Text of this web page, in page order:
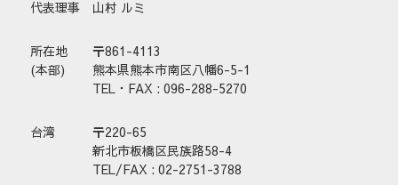
代表理事 山村 ルミ
所在地
(本部)
〒861-4113
熊本県熊本市南区八幡6-5-1
TEL・FAX : 096-288-5270
台湾
〒220-65
新北市板橋区民族路58-4
TEL/FAX : 02-2751-3788